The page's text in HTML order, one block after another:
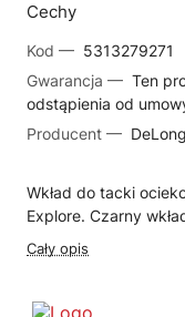
Cechy
Kod — 5313279271
Gwarancja — Ten
odstąpienia od
Producent —
Wkład do tacki
Explore. Czarny
Cały opis